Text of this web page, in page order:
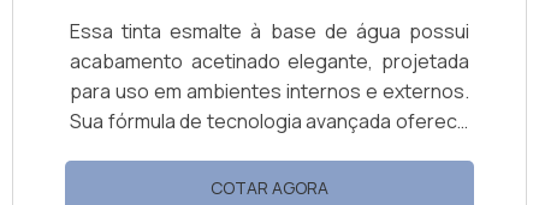
Essa tinta esmalte à base de água possui
acabamento acetinado elegante, projetada
para uso em ambientes internos e externos.
Sua fórmula de tecnologia avançada oferece
seguintes após 2 h e cura total em até 5 h),
COTAR AGORA